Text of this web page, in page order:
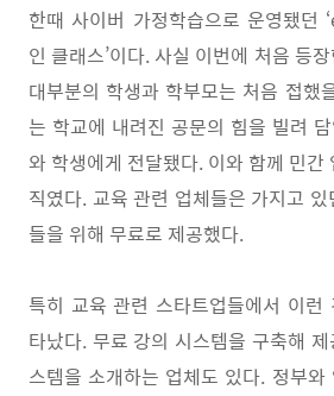
한때 사이버 가정학습으로 운영됐던
인 클래스’이다. 사실 이번에 처음 등
대부분의 학생과 학부모는 처음 접했
는 학교에 내려진 공문의 힘을 빌려
와 학생에게 전달됐다. 이와 함께 민간
직였다. 교육 관련 업체들은 가지고
들을 위해 무료로 제공했다.
특히 교육 관련 스타트업들에서 이런
타났다. 무료 강의 시스템을 구축해
스템을 소개하는 업체도 있다. 정부와